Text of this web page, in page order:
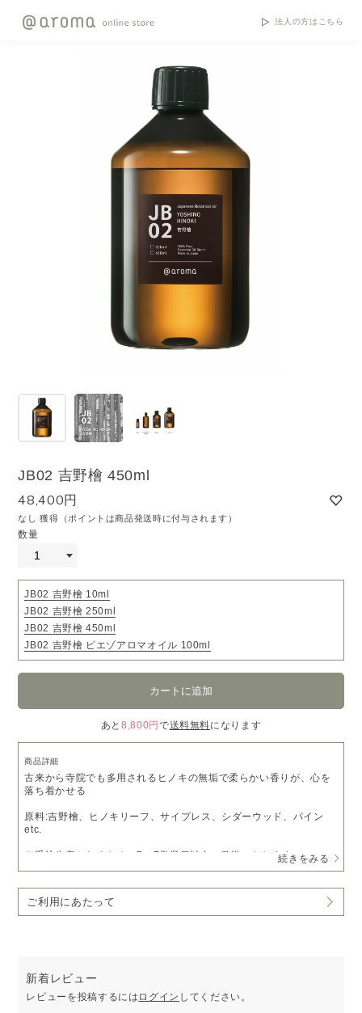
法人の方はこちら
JB02 吉野檜 450ml
48,400円
なし 獲得（ポイントは商品発送時に付与されます）
数量
JB02 吉野檜 10ml
JB02 吉野檜 250ml
JB02 吉野檜 450ml
JB02 吉野檜 ピエゾアロマオイル 100ml
あと8,800円 で送料無料になります
商品詳細
古来から寺院でも多用されるヒノキの無垢で柔らかい香りが、心を
落ち着かせる
原料:吉野檜、ヒノキリーフ、サイプレス、シダーウッド、パイン
etc.
※受注生産となるため、5～7営業日以内に発送いたします。
予めご了承いただきますようお願い申し上げます。
続きをみる
ご利用にあたって
新着レビュー
レビューを投稿するには ログイン してください。